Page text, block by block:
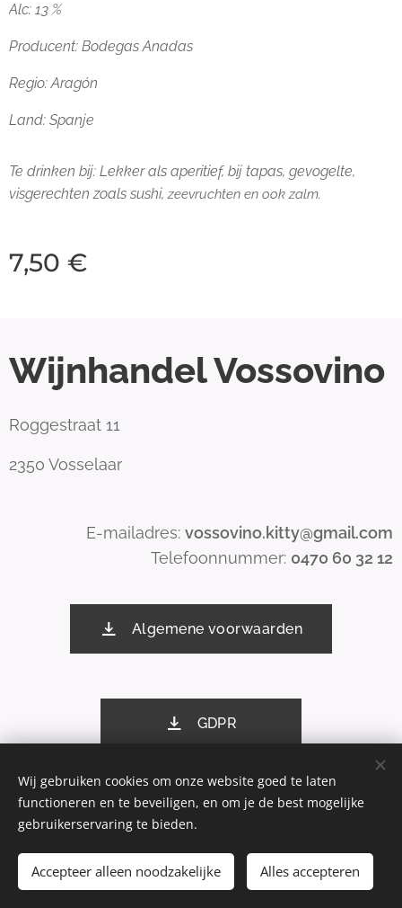
Alc: 13 %
Producent: Bodegas Anadas
Regio:Aragón
Land: Spanje
Te drinken bij: Lekker als aperitief, bij tapas, gevogelte,
visgerechten zoals sushi,zeevruchten en ook zalm.
7,50 €
Toevoegen aan de winkelwagen
Wijnhandel Vossovino
Roggestraat 11
2350 Vosselaar
E-mailadres: vossovino.kitty@gmail.com
Telefoonnummer: 0470 60 32 12
Algemene voorwaarden
GDPR
Mogelijk gemaakt doorWebnode Cookies
Wij gebruiken cookies om onze website goed te laten
functioneren en te beveiligen, en om je de best mogelijke
gebruikerservaring te bieden.
Accepteer alleen noodzakelijke Alles accepteren